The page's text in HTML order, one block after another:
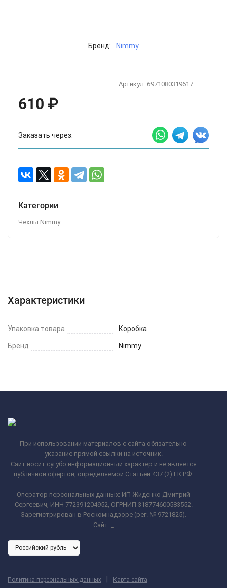
Бренд: Nimmy
Артикул: 6971080319617
610 ₽
Заказать через:
Категории
Чехлы Nimmy
Характеристики
Упаковка товара Коробка
Бренд Nimmy
При использовании материалов с сайта обязательно
указание прямой ссылки на источник.
Сайт носит сугубо информационный характер и не является
публичной офертой, определяемой Статьей 437 (2) ГК РФ.
Оператор персональных данных: ИП Жиденко Дмитрий
Сергеевич, ИНН 772391204952, ОГРНИП 318774600583552.
Зарегистрирован в Роскомнадзоре (рег. № 9721825).
Сайт:
Политика персональных данных Карта сайта